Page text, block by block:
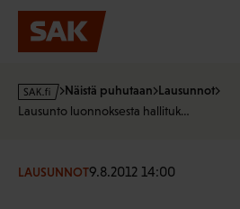
Hyppää
sisältöön
s
a
f
Näistä puhutaan Lausunnot
Lausunto luonnoksesta hallituk…
LAUSUNNOT9.8.2012 14:00